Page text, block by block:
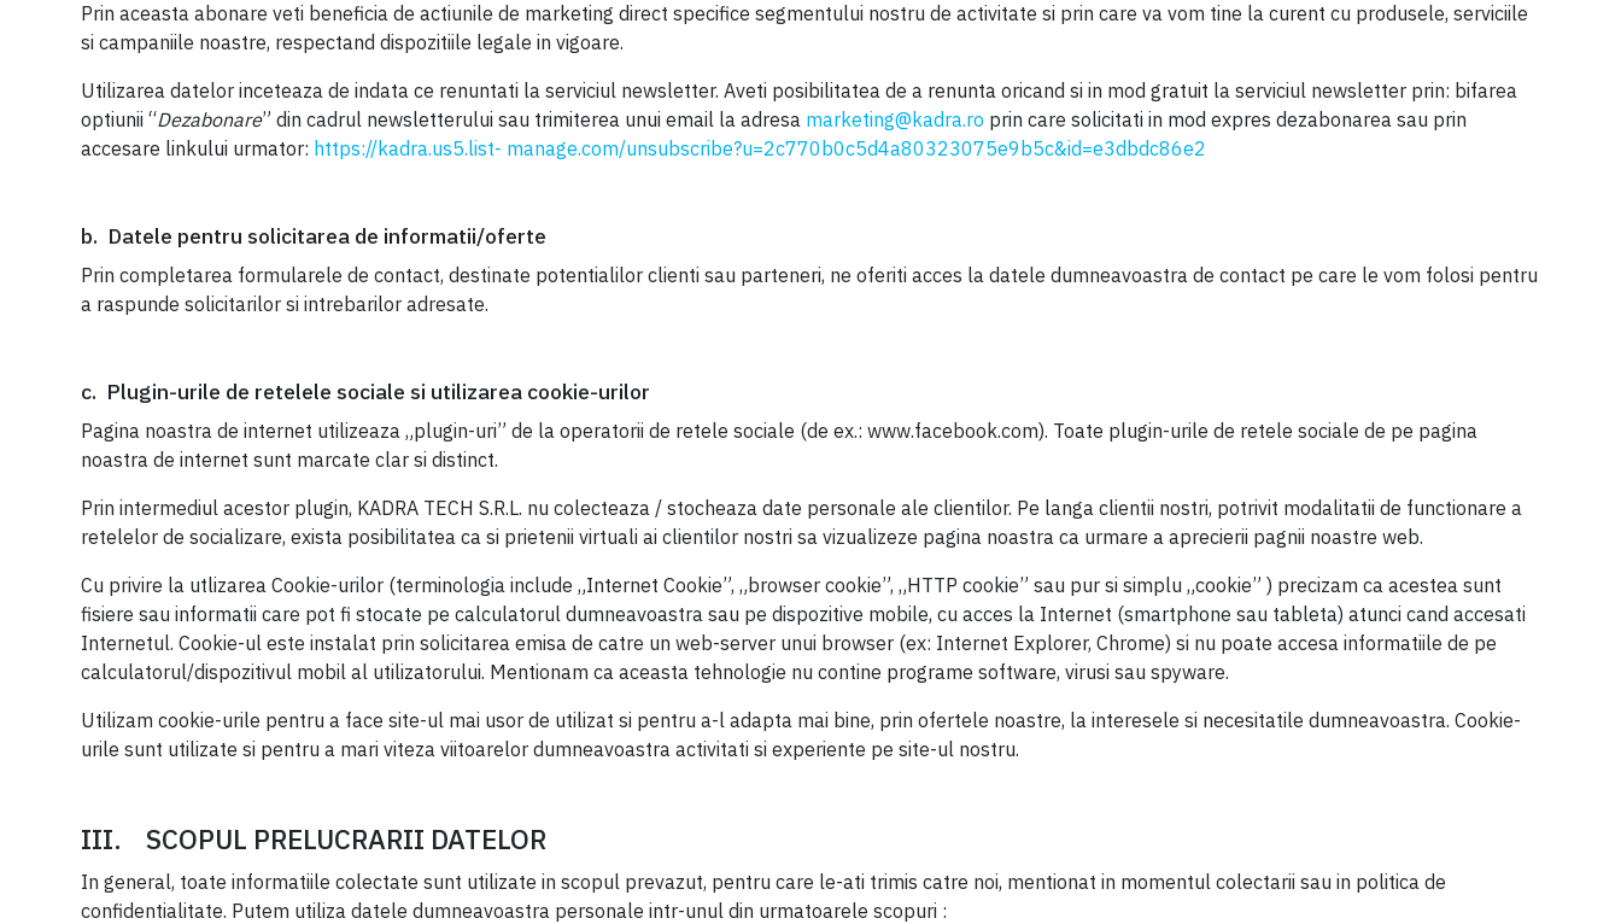
Prin aceasta abonare veti beneficia de actiunile de marketing direct specifice segmentului nostru de activitate si prin care va vom tine la curent cu produsele, serviciile
si campaniile noastre, respectand dispozitiile legale in vigoare.
Utilizarea datelor inceteaza de indata ce renuntati la serviciul newsletter. Aveti posibilitatea de a renunta oricand si in mod gratuit la serviciul newsletter prin: bifarea
optiunii “Dezabonare” din cadrul newsletterului sau trimiterea unui email la adresa marketing@kadra.ro prin care solicitati in mod expres dezabonarea sau prin
accesare linkului urmator: https://kadra.us5.list- manage.com/unsubscribe?u=2c770b0c5d4a80323075e9b5c&id=e3dbdc86e2
b. Datele pentru solicitarea de informatii/oferte
Prin completarea formularele de contact, destinate potentialilor clienti sau parteneri, ne oferiti acces la datele dumneavoastra de contact pe care le vom folosi pentru
a raspunde solicitarilor si intrebarilor adresate.
c. Plugin-urile de retelele sociale si utilizarea cookie-urilor
Pagina noastra de internet utilizeaza „plugin-uri” de la operatorii de retele sociale (de ex.: www.facebook.com). Toate plugin-urile de retele sociale de pe pagina
noastra de internet sunt marcate clar si distinct.
Prin intermediul acestor plugin, KADRA TECH S.R.L. nu colecteaza / stocheaza date personale ale clientilor. Pe langa clientii nostri, potrivit modalitatii de functionare a
retelelor de socializare, exista posibilitatea ca si prietenii virtuali ai clientilor nostri sa vizualizeze pagina noastra ca urmare a aprecierii pagnii noastre web.
Cu privire la utlizarea Cookie-urilor (terminologia include „Internet Cookie”, „browser cookie”, „HTTP cookie” sau pur si simplu „cookie” ) precizam ca acestea sunt
fisiere sau informatii care pot fi stocate pe calculatorul dumneavoastra sau pe dispozitive mobile, cu acces la Internet (smartphone sau tableta) atunci cand accesati
Internetul. Cookie-ul este instalat prin solicitarea emisa de catre un web-server unui browser (ex: Internet Explorer, Chrome) si nu poate accesa informatiile de pe
calculatorul/dispozitivul mobil al utilizatorului. Mentionam ca aceasta tehnologie nu contine programe software, virusi sau spyware.
Utilizam cookie-urile pentru a face site-ul mai usor de utilizat si pentru a-l adapta mai bine, prin ofertele noastre, la interesele si necesitatile dumneavoastra. Cookie-
urile sunt utilizate si pentru a mari viteza viitoarelor dumneavoastra activitati si experiente pe site-ul nostru.
III. SCOPUL PRELUCRARII DATELOR
In general, toate informatiile colectate sunt utilizate in scopul prevazut, pentru care le-ati trimis catre noi, mentionat in momentul colectarii sau in politica de
confidentialitate. Putem utiliza datele dumneavoastra personale intr-unul din urmatoarele scopuri :